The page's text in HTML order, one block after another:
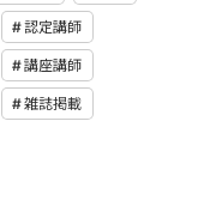
認定講師
講座講師
雑誌掲載